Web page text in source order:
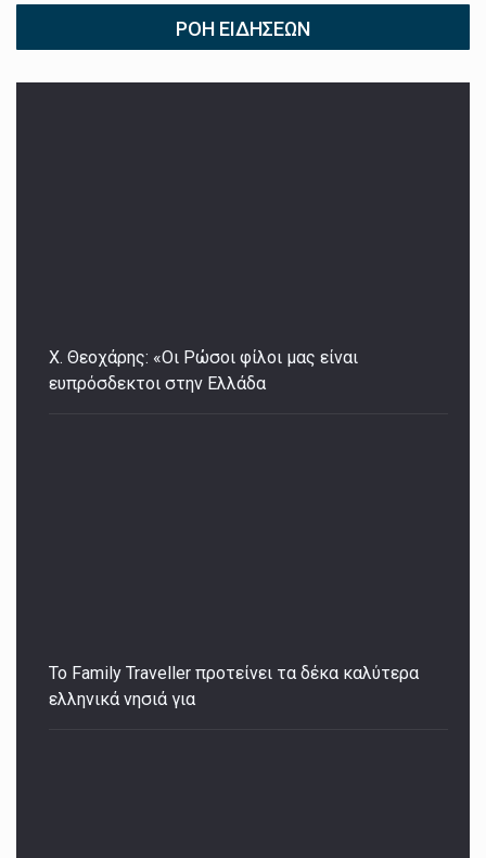
ΡΟΉ ΕΙΔΉΣΕΩΝ
Χ. Θεοχάρης: «Οι Ρώσοι φίλοι μας είναι
ευπρόσδεκτοι στην Ελλάδα
Το Family Traveller προτείνει τα δέκα καλύτερα
ελληνικά νησιά για